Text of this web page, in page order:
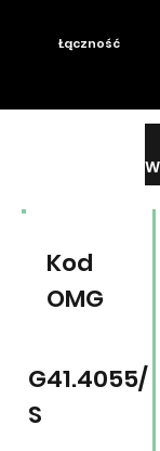
Łączność
Kod
OMG
G41.4055/
S